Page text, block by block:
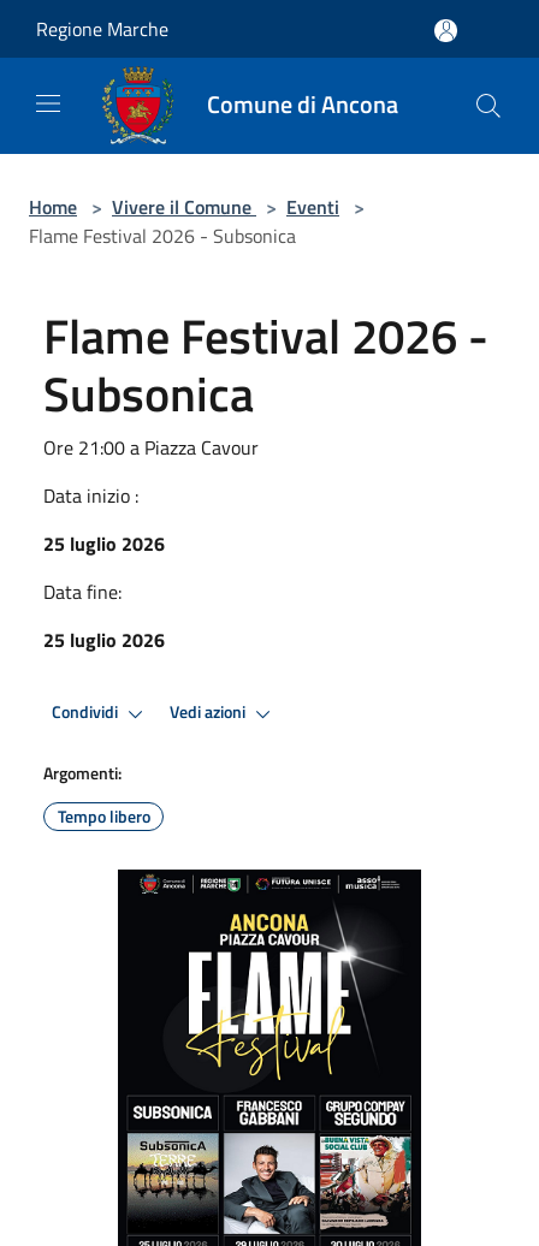
Regione Marche
Comune di Ancona
Home > Vivere il Comune > Eventi >
Flame Festival 2026 - Subsonica
Flame Festival 2026 -
Subsonica
Ore 21:00 a Piazza Cavour
Data inizio :
25 luglio 2026
Data fine:
25 luglio 2026
Condividi Vedi azioni
Argomenti:
Tempo libero